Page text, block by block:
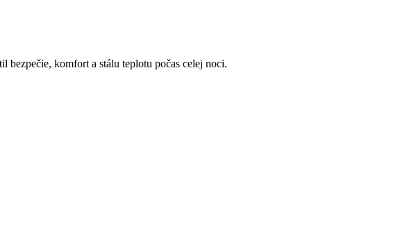
bezpečie, komfort a stálu teplotu počas celej noci.